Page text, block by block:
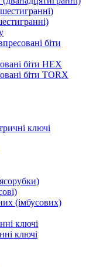
біти
біти HEX
біти TORX
ключі
(імбусових)
ключі
ключі